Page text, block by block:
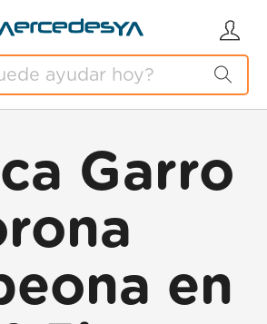
Garro
en